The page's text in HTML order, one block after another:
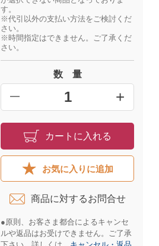
す。
※代引以外の支払い方法をご検討くだ
さい。
※時間指定はできません。ご了承くだ
さい。
数 量
━ +
カートに入れる
お気に入りに追加
商品に対するお問合せ​
●原則、お客さま都合によるキャンセ
ルや返品はお受けできません。ご了承